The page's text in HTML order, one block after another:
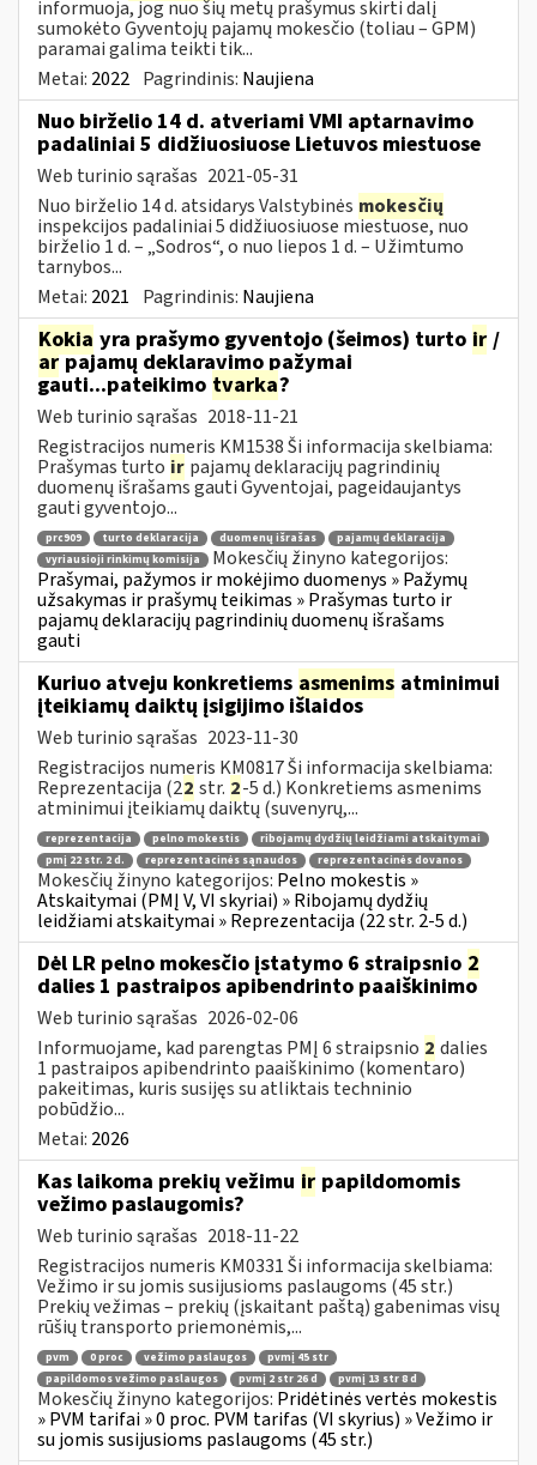
informuoja, jog nuo šių metų prašymus skirti dalį
sumokėto Gyventojų pajamų mokesčio (toliau – GPM)
paramai galima teikti tik...
Metai: 2022 Pagrindinis: Naujiena
Nuo birželio 14 d. atveriami VMI aptarnavimo
padaliniai 5 didžiuosiuose Lietuvos miestuose
Web turinio sąrašas 2021-05-31
Nuo birželio 14 d. atsidarys Valstybinės mokesčių
inspekcijos padaliniai 5 didžiuosiuose miestuose, nuo
birželio 1 d. – „Sodros“, o nuo liepos 1 d. – Užimtumo
tarnybos...
Metai: 2021 Pagrindinis: Naujiena
Kokia yra prašymo gyventojo (šeimos) turto ir /
arpajamų deklaravimo pažymai
gauti...pateikimo tvarka?
Web turinio sąrašas 2018-11-21
Registracijos numeris KM1538 Ši informacija skelbiama:
Prašymas turto ir pajamų deklaracijų pagrindinių
duomenų išrašams gauti Gyventojai, pageidaujantys
gauti gyventojo...
prc909 turto deklaracija duomenų išrašas
pajamų deklaracija
vyriausioji rinkimų komisija
Mokesčių žinyno kategorijos:
Prašymai, pažymos ir mokėjimo duomenys » Pažymų
užsakymas ir prašymų teikimas » Prašymas turto ir
pajamų deklaracijų pagrindinių duomenų išrašams
gauti
Kuriuo atveju konkretiems asmenims atminimui
įteikiamų daiktų įsigijimo išlaidos
Web turinio sąrašas 2023-11-30
Registracijos numeris KM0817 Ši informacija skelbiama:
Reprezentacija (22 str. 2-5 d.) Konkretiems asmenims
atminimui įteikiamų daiktų (suvenyrų,...
reprezentacija pelno mokestis
ribojamų dydžių leidžiami atskaitymai
pmį 22 str. 2 d.
reprezentacinės sąnaudos reprezentacinės dovanos
Mokesčių žinyno kategorijos: Pelno mokestis »
Atskaitymai (PMĮ V, VI skyriai) » Ribojamų dydžių
leidžiami atskaitymai » Reprezentacija (22 str. 2-5 d.)
Dėl LR pelno mokesčio įstatymo 6 straipsnio 2
dalies 1 pastraipos apibendrinto paaiškinimo
Web turinio sąrašas 2026-02-06
Informuojame, kad parengtas PMĮ 6 straipsnio 2 dalies
1 pastraipos apibendrinto paaiškinimo (komentaro)
pakeitimas, kuris susijęs su atliktais techninio
pobūdžio...
Metai: 2026
Kas laikoma prekių vežimu ir papildomomis
vežimo paslaugomis?
Web turinio sąrašas 2018-11-22
Registracijos numeris KM0331 Ši informacija skelbiama:
Vežimo ir su jomis susijusioms paslaugoms (45 str.)
Prekių vežimas – prekių (įskaitant paštą) gabenimas visų
rūšių transporto priemonėmis,...
pvm 0 proc vežimo paslaugos
pvmį 45 str
papildomos vežimo paslaugos
pvmį 2 str 26 d pvmį 13 str 8 d
Mokesčių žinyno kategorijos: Pridėtinės vertės mokestis
» PVM tarifai » 0 proc. PVM tarifas (VI skyrius) » Vežimo ir
su jomis susijusioms paslaugoms (45 str.)